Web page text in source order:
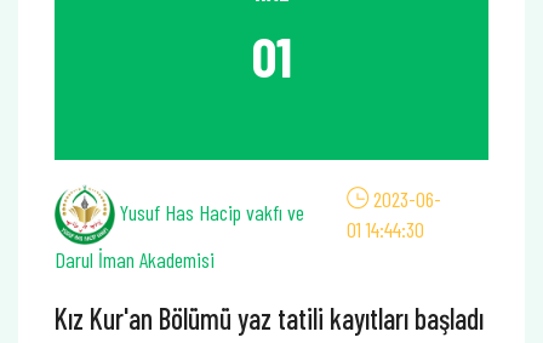
01
Yusuf Has Hacip vakfı ve
Darul İman Akademisi
2023-06-
01 14:44:30
Kız Kur'an Bölümü yaz tatili kayıtları başladı